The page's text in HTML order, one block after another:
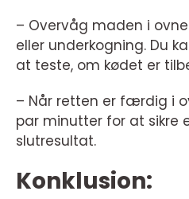
– Overvåg maden i
eller underkogning. Du
at teste, om kødet er
– Når retten er færdig i
par minutter for at sikre
slutresultat.
Konklusion: